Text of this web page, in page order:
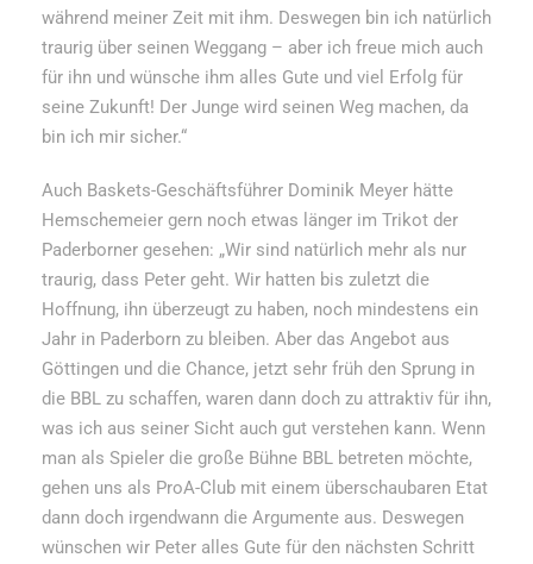
während meiner Zeit mit ihm. Deswegen bin ich natürlich
traurig über seinen Weggang – aber ich freue mich auch
für ihn und wünsche ihm alles Gute und viel Erfolg für
seine Zukunft! Der Junge wird seinen Weg machen, da
bin ich mir sicher.“
Auch Baskets-Geschäftsführer Dominik Meyer hätte
Hemschemeier gern noch etwas länger im Trikot der
Paderborner gesehen: „Wir sind natürlich mehr als nur
traurig, dass Peter geht. Wir hatten bis zuletzt die
Hoffnung, ihn überzeugt zu haben, noch mindestens ein
Jahr in Paderborn zu bleiben. Aber das Angebot aus
Göttingen und die Chance, jetzt sehr früh den Sprung in
die BBL zu schaffen, waren dann doch zu attraktiv für ihn,
was ich aus seiner Sicht auch gut verstehen kann. Wenn
man als Spieler die große Bühne BBL betreten möchte,
gehen uns als ProA-Club mit einem überschaubaren Etat
dann doch irgendwann die Argumente aus. Deswegen
wünschen wir Peter alles Gute für den nächsten Schritt